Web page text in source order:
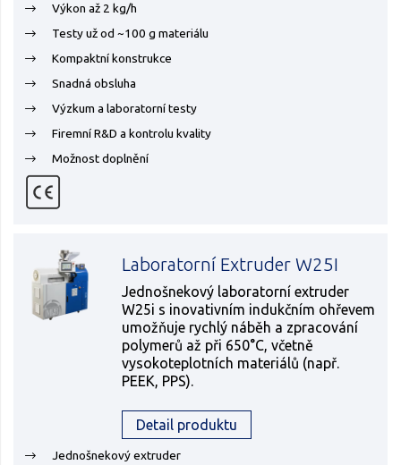
Výkon až 2 kg/h
Testy už od ~100 g materiálu
Kompaktní konstrukce
Snadná obsluha
Výzkum a laboratorní testy
Firemní R&D a kontrolu kvality
Možnost doplnění
Laboratorní Extruder W25I
Jednošnekový laboratorní extruder
W25i s inovativním indukčním ohřevem
umožňuje rychlý náběh a zpracování
polymerů až při 650°C, včetně
vysokoteplotních materiálů (např.
PEEK, PPS).
Detail produktu
Jednošnekový extruder